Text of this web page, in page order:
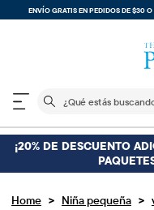
ENVÍO GRATIS EN PEDIDOS DE $30
El siguiente
¡20% DE DESCUENTO
Home > Niña pequeña >